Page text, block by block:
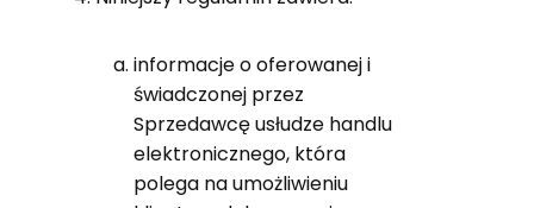
informacje o oferowanej i
świadczonej przez
Sprzedawcę usłudze handlu
elektronicznego, która
polega na umożliwieniu